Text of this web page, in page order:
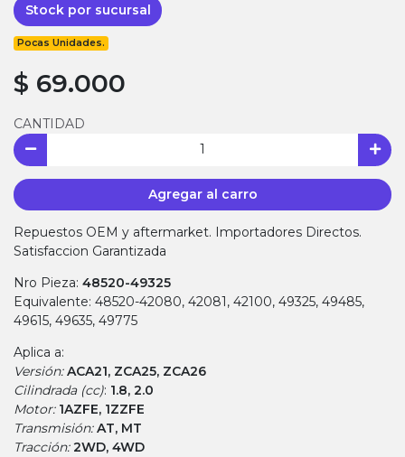
Stock por sucursal
Pocas Unidades.
$ 69.000
CANTIDAD
Agregar al carro
Repuestos OEM y aftermarket. Importadores Directos.
Satisfaccion Garantizada
Nro Pieza: 48520-49325
Equivalente: 48520-42080, 42081, 42100, 49325, 49485,
49615, 49635, 49775
Aplica a:
Versión:ACA21, ZCA25, ZCA26
Cilindrada (cc): 1.8, 2.0
Motor: 1AZFE, 1ZZFE
Transmisión:AT, MT
Tracción:2WD, 4WD